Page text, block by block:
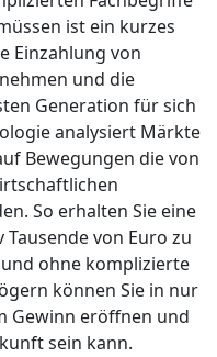
ist ein kurzes
Einzahlung von
und die
Generation für sich
analysiert Märkte
Bewegungen die von
So erhalten Sie eine
von Euro zu
ohne komplizierte
können Sie in nur
Gewinn eröffnen und
sein kann.